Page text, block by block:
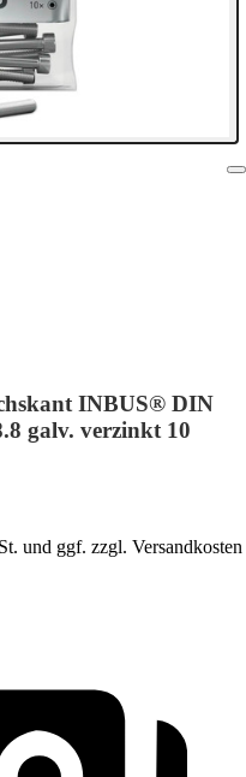
INBUS® DIN
galv. verzinkt 10
und ggf. zzgl. Versandkosten